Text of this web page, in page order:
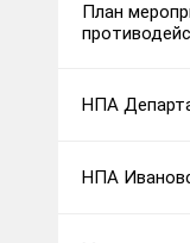
План
НПА
НПА